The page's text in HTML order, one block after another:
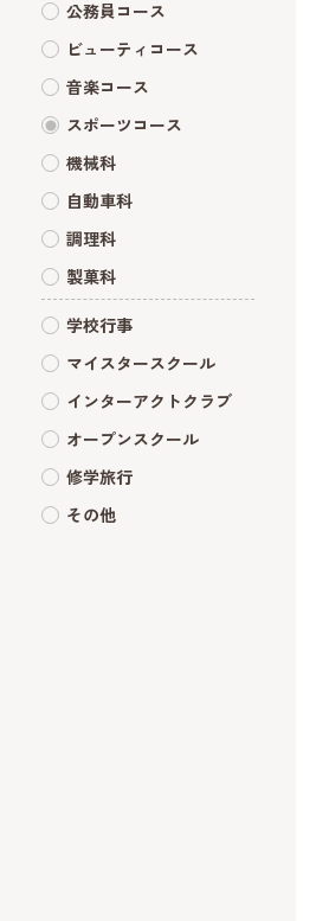
公務員コース
ビューティコース
音楽コース
スポーツコース
機械科
自動車科
調理科
製菓科
学校行事
マイスタースクール
インターアクトクラブ
オープンスクール
修学旅行
その他